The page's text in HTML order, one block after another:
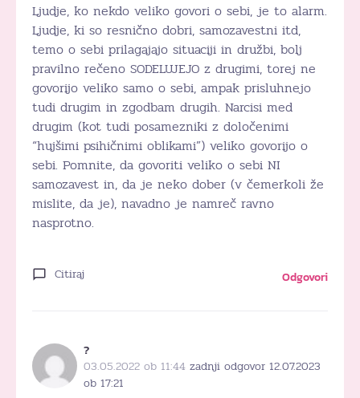
Ljudje, ko nekdo veliko govori o sebi, je to alarm.
Ljudje, ki so resnično dobri, samozavestni itd,
temo o sebi prilagajajo situaciji in družbi, bolj
pravilno rečeno SODELUJEJO z drugimi, torej ne
govorijo veliko samo o sebi, ampak prisluhnejo
tudi drugim in zgodbam drugih. Narcisi med
drugim (kot tudi posamezniki z določenimi
“hujšimi psihičnimi oblikami”) veliko govorijo o
sebi. Pomnite, da govoriti veliko o sebi NI
samozavest in, da je neko dober (v čemerkoli že
mislite, da je), navadno je namreč ravno
nasprotno.
Citiraj Odgovori
?
03.05.2022 ob 11:44 zadnji odgovor 12.07.2023
ob 17:21